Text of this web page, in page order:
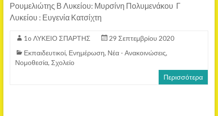
Ρουμελιώτης Β Λυκείου: Μυρσίνη Πολυμενάκου Γ
Λυκείου : Ευγενία Κατσίχτη
1o ΛΥΚΕΙΟ ΣΠΑΡΤΗΣ
29 Σεπτεμβρίου 2020
Εκπαιδευτικοί, Ενημέρωση, Νέα - Ανακοινώσεις,
Νομοθεσία, Σχολείο
Περισσότερα